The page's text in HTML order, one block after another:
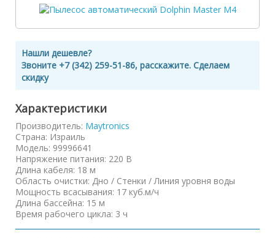
Нашли дешевле?
Звоните +7 (342) 259-51-86, расскажите. Сделаем
скидку
Характеристики
Производитель: Maytronics
Страна: Израиль
Модель: 99996641
Напряжение питания: 220 В
Длина кабеля: 18 м
Область очистки: Дно / Стенки / Линия уровня воды
Мощность всасывания: 17 куб.м/ч
Длина бассейна: 15 м
Время рабочего цикла: 3 ч